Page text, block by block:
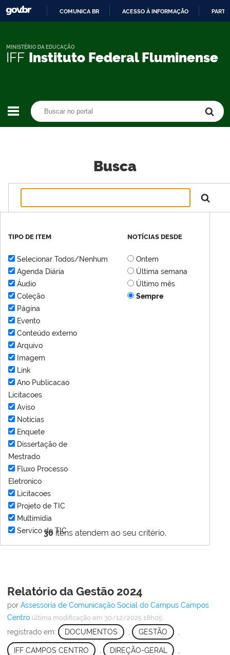
CONTEÚDO
COMUNICA BR ACESSO À INFORMAÇÃO
IFF Instituto Federal Fluminense
MINISTÉRIO DA EDUCAÇÃO
Busca
30 itens atendem ao seu critério.
TIPO DE ITEM
Selecionar Todos/Nenhum
Agenda Diária
Áudio
Coleção
Página
Evento
Conteúdo externo
Arquivo
Imagem
Link
Ano Publicacao
Licitacoes
Aviso
Notícias
Enquete
Dissertação de
Mestrado
Fluxo Processo
Eletronico
Licitacoes
Projeto de TIC
Multimídia
Servico de TIC
NOTÍCIAS DESDE
Ontem
Última semana
Último mês
Sempre
Relatório da Gestão 2024
por Assessoria de Comunicação Social do Campus Campos
Centro última modificação em 30/12/2025 18h05
registrado em: DOCUMENTOS GESTÃO
IFF CAMPOS CENTRO DIREÇÃO-GERAL